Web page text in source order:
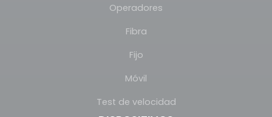
Operadores
Fibra
Fijo
Móvil
Test de velocidad